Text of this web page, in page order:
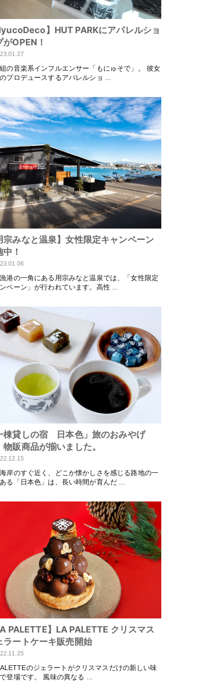
】HUT PARKにアパレルショ
がOPEN！
の音楽系インフルエンサー「もにゅそで」。 彼女
プロデュースするアパレルショ ...
宗みなと温泉】女性限定キャンペーン
！
港の一角にある用宗みなと温泉では、「女性限定
ペーン」が行われています。高性 ...
棟貸しの宿 日本色」旅のおみやげ
物販商品が揃いました。
岸のすぐ近く、どこか懐かしさを感じる路地の一
る「日本色」は、長い時間が育んだ ...
PALETTE】LA PALETTE クリスマス
ラートケーキ販売開始
のジェラートがクリスマスだけの新しい味
登場です。 風味の異なる ...